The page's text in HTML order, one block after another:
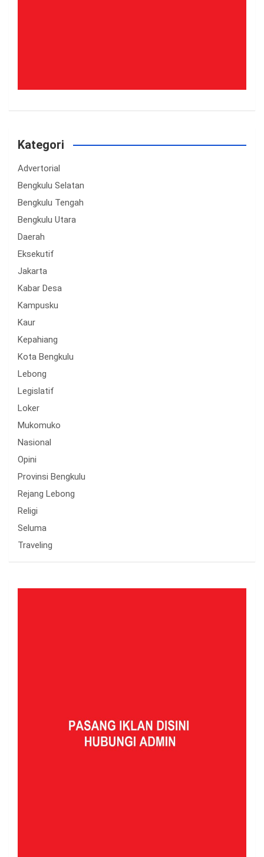
Kategori
Advertorial
Bengkulu Selatan
Bengkulu Tengah
Bengkulu Utara
Daerah
Eksekutif
Jakarta
Kabar Desa
Kampusku
Kaur
Kepahiang
Kota Bengkulu
Lebong
Legislatif
Loker
Mukomuko
Nasional
Opini
Provinsi Bengkulu
Rejang Lebong
Religi
Seluma
Traveling